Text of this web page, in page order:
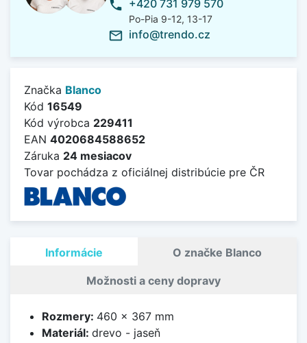
phone +420 731 979 570
Po-Pia 9-12, 13-17
mail_outline info@trendo.cz
Značka Blanco
Kód 16549
Kód výrobca 229411
EAN 4020684588652
Záruka 24 mesiacov
Tovar pochádza z oficiálnej distribúcie pre ČR
Informácie O značke Blanco
Možnosti a ceny dopravy
Rozmery: 460 x 367 mm
Materiál: drevo - jaseň